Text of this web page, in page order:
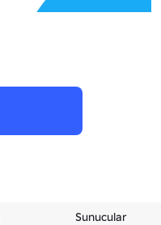
Sunucular